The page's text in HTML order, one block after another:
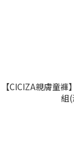
【CICIZA親膚童
組